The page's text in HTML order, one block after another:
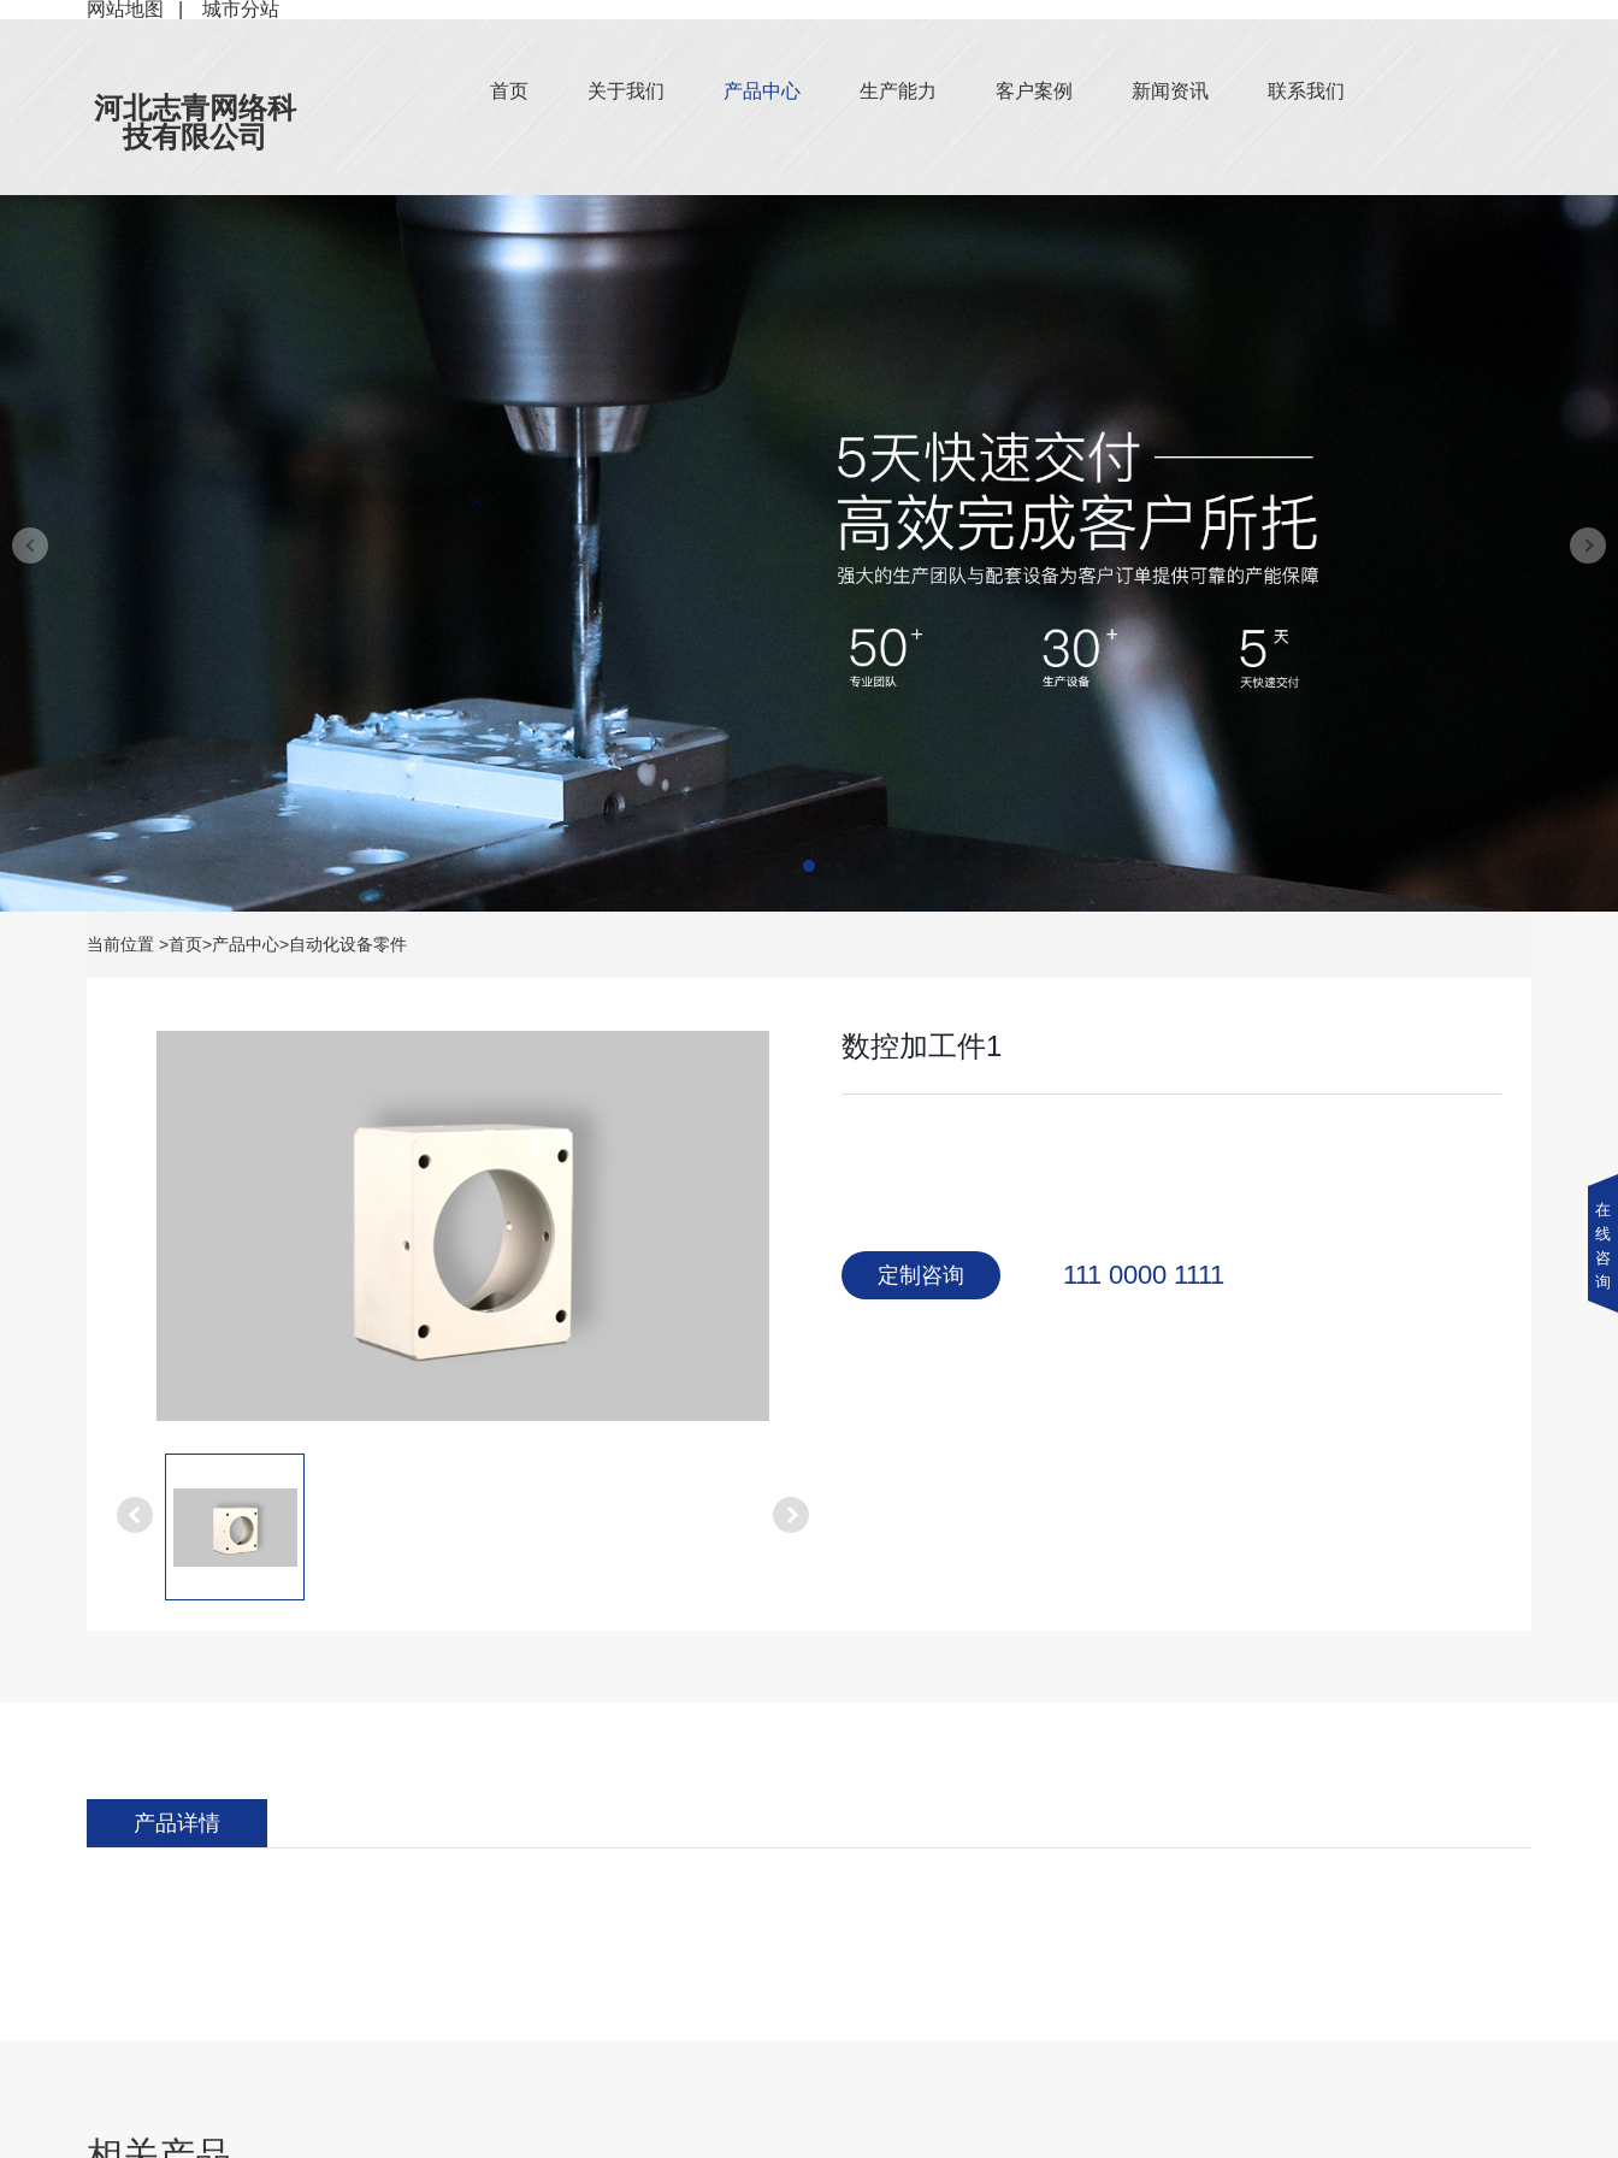
网站地图 城市分站
河北志青网络科
技有限公司
首页 关于我们 产品中心 生产能力 客户案例 新闻资讯 联系我们
当前位置 >首页>产品中心>自动化设备零件
数控加工件1
定制咨询 111 0000 1111
产品详情
在
线
咨
询